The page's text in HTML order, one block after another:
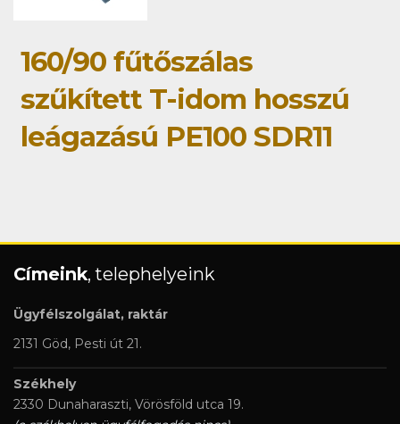
160/90 fűtőszálas
szűkített T-idom hosszú
leágazású PE100 SDR11
Címeink, telephelyeink
Ügyfélszolgálat, raktár
2131 Göd, Pesti út 21.
Székhely
2330 Dunaharaszti, Vörösföld utca 19.